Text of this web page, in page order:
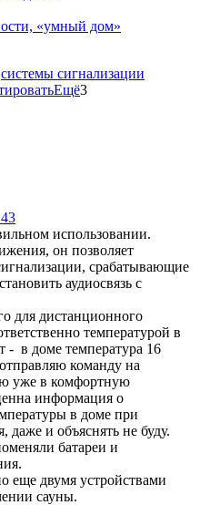
«умный дом»
системы сигнализации
Ещё3
использовании.
он позволяет
срабатывающие
аудиосвязь с
для дистанционного
температурой в
- в доме температура 16
команду на
уже в комфортную
информация о
в доме при
даже и объяснять не буду.
батареи и
еще двумя устройствами
сауны.